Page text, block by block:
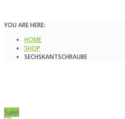
YOU ARE HERE:
HOME
SHOP
SECHSKANTSCHRAUBE
Sale!